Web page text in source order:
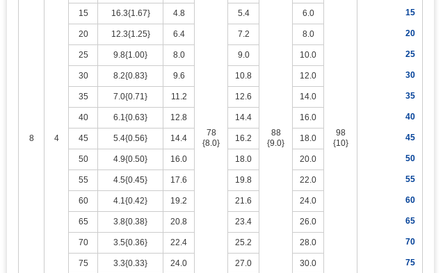
8 4
78
{8.0}
88
{9.0}
98
{10}
15 16.3{1.67} 4.8 5.4 6.0 15
20 12.3{1.25} 6.4 7.2 8.0 20
25 9.8{1.00} 8.0 9.0 10.0 25
30 8.2{0.83} 9.6 10.8 12.0 30
35 7.0{0.71} 11.2 12.6 14.0 35
40 6.1{0.63} 12.8 14.4 16.0 40
45 5.4{0.56} 14.4 16.2 18.0 45
50 4.9{0.50} 16.0 18.0 20.0 50
55 4.5{0.45} 17.6 19.8 22.0 55
60 4.1{0.42} 19.2 21.6 24.0 60
65 3.8{0.38} 20.8 23.4 26.0 65
70 3.5{0.36} 22.4 25.2 28.0 70
75 3.3{0.33} 24.0 27.0 30.0 75